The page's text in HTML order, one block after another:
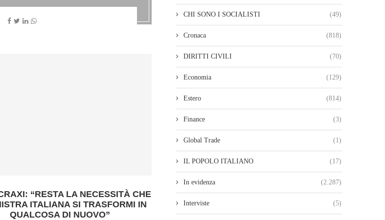
“RESTA LA NECESSITÀ CHE
ITALIANA SI TRASFORMI IN
QUALCOSA DI NUOVO”
CHI SONO I SOCIALISTI (49)
Cronaca (818)
DIRITTI CIVILI (70)
Economia (129)
Estero (814)
Finance (3)
Global Trade (1)
IL POPOLO ITALIANO (17)
In evidenza (2.287)
Interviste (5)